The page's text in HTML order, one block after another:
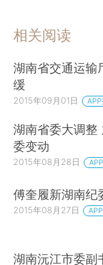
相关阅读
湖南省交通运输
缓
2015年09月01日
湖南省委大调整
委变动
2015年08月28日
傅奎履新湖南纪
2015年08月27日
湖南沅江市委副